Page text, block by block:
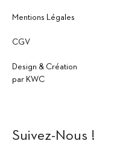
Mentions Légales
CGV
Design & Création
par KWC
Suivez-Nous !